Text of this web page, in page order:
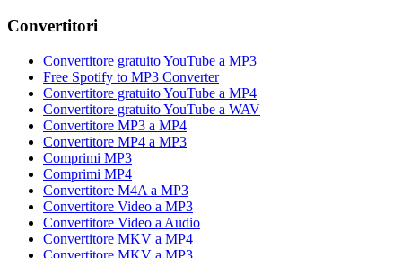
Convertitori
Convertitore gratuito YouTube a MP3
Free Spotify to MP3 Converter
Convertitore gratuito YouTube a MP4
Convertitore gratuito YouTube a WAV
Convertitore MP3 a MP4
Convertitore MP4 a MP3
Comprimi MP3
Comprimi MP4
Convertitore M4A a MP3
Convertitore Video a MP3
Convertitore Video a Audio
Convertitore MKV a MP4
Convertitore MKV a MP3